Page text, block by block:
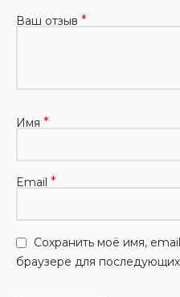
Ваш отзыв *
Имя *
Email *
Сохранить моё имя,
браузере для